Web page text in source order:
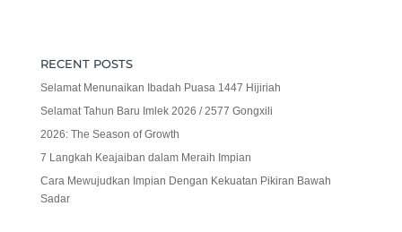
RECENT POSTS
Selamat Menunaikan Ibadah Puasa 1447 Hijiriah
Selamat Tahun Baru Imlek 2026 / 2577 Gongxili
2026: The Season of Growth
7 Langkah Keajaiban dalam Meraih Impian
Cara Mewujudkan Impian Dengan Kekuatan Pikiran Bawah
Sadar